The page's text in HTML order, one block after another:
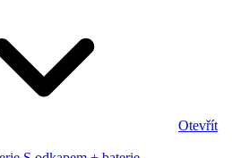
Otevřít